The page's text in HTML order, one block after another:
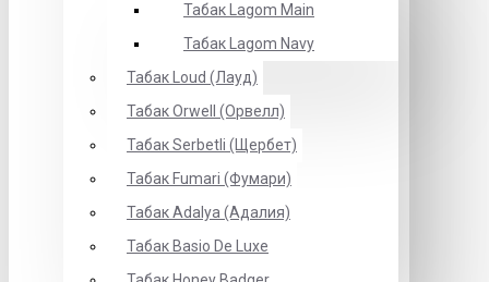
Табак Lagom Main
Табак Lagom Navy
Табак Loud (Лауд)
Табак Orwell (Орвелл)
Табак Serbetli (Щербет)
Табак Fumari (Фумари)
Табак Adalya (Адалия)
Табак Basio De Luxe